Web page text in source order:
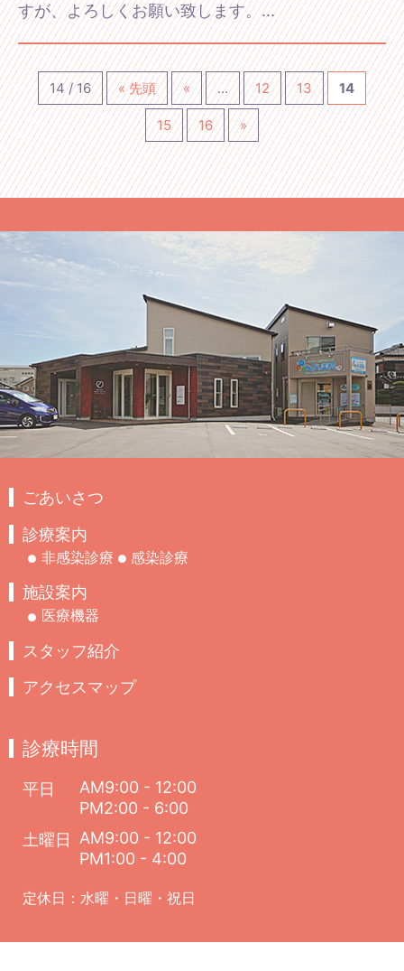
すが、よろしくお願い致します。...
14 / 16 « 先頭 « ... 12 13 14
15 16 »
ごあいさつ
診療案内
非感染診療 感染診療
施設案内
医療機器
スタッフ紹介
アクセスマップ
診療時間
平日
AM9:00 - 12:00
PM2:00 - 6:00
土曜日
AM9:00 - 12:00
PM1:00 - 4:00
定休日：水曜・日曜・祝日